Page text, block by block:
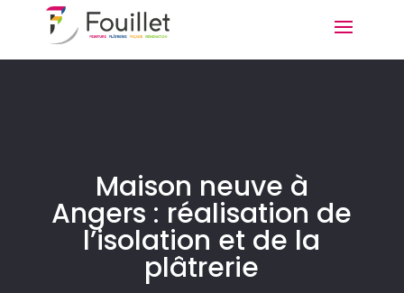
Maison neuve à
Angers : réalisation de
l’isolation et de la
plâtrerie